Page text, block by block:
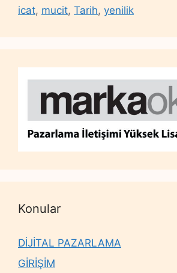
icat, mucit, Tarih, yenilik
Konular
DİJİTAL PAZARLAMA
GİRİŞİM